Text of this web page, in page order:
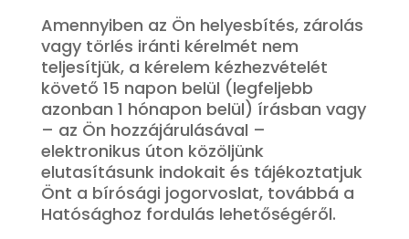
Amennyiben az Ön helyesbítés, zárolás
vagy törlés iránti kérelmét nem
teljesítjük, a kérelem kézhezvételét
követő 15 napon belül (legfeljebb
azonban 1 hónapon belül) írásban vagy
– az Ön hozzájárulásával –
elektronikus úton közöljünk
elutasításunk indokait és tájékoztatjuk
Önt a bírósági jogorvoslat, továbbá a
Hatósághoz fordulás lehetőségéről.